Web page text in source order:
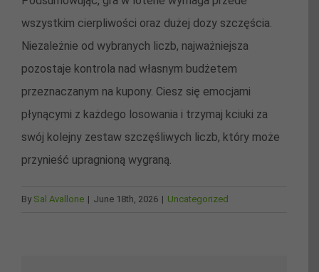
wszystkim cierpliwości oraz dużej dozy szczęścia.
Niezależnie od wybranych liczb, najważniejsza
pozostaje kontrola nad własnym budżetem
przeznaczanym na kupony. Ciesz się emocjami
płynącymi z każdego losowania i trzymaj kciuki za
swój kolejny zestaw szczęśliwych liczb, który może
przynieść upragnioną wygraną.
By Sal Avallone | June 18th, 2026 | Uncategorized